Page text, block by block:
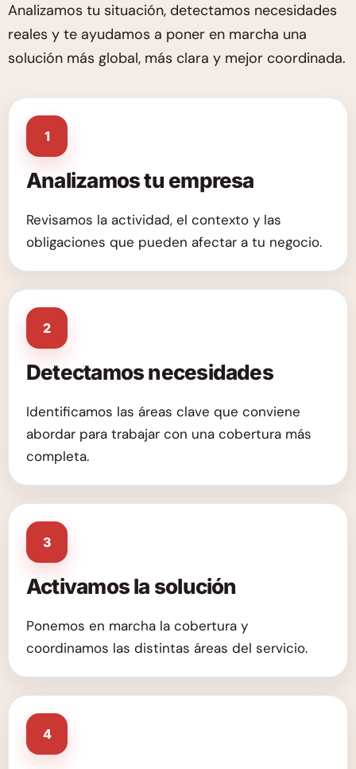
Analizamos tu situación, detectamos necesidades
reales y te ayudamos a poner en marcha una
solución más global, más clara y mejor coordinada.
1
Analizamos tu empresa
Revisamos la actividad, el contexto y las
obligaciones que pueden afectar a tu negocio.
2
Detectamos necesidades
Identificamos las áreas clave que conviene
abordar para trabajar con una cobertura más
completa.
3
Activamos la solución
Ponemos en marcha la cobertura y
coordinamos las distintas áreas del servicio.
4